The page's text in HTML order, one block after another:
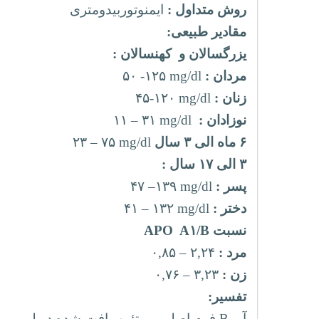
روش متداول : ایمنوتوربیدومتری
مقادیر طبیعی:
یزرگسالان و کهنسالان :
مردان : mg/dl ۱۲۵- ۵۰
زنان : mg/dl ۱۲۰-۴۵
نوزادان : ۳۱ mg/dl – ۱۱
۶ ماه الی ۳ سال
mg/dl ۷۵ – ۲۳
۳ الی ۱۷ سال :
پسر : mg/dl ۱۳۹– ۴۷
دختر : mg/dl ۱۳۲ – ۴۱
نسبت APO A۱/B
مرد : ۲,۲۴ – ۰,۸۵
زن : ۳,۲۳ – ۰,۷۶
تفسیر: